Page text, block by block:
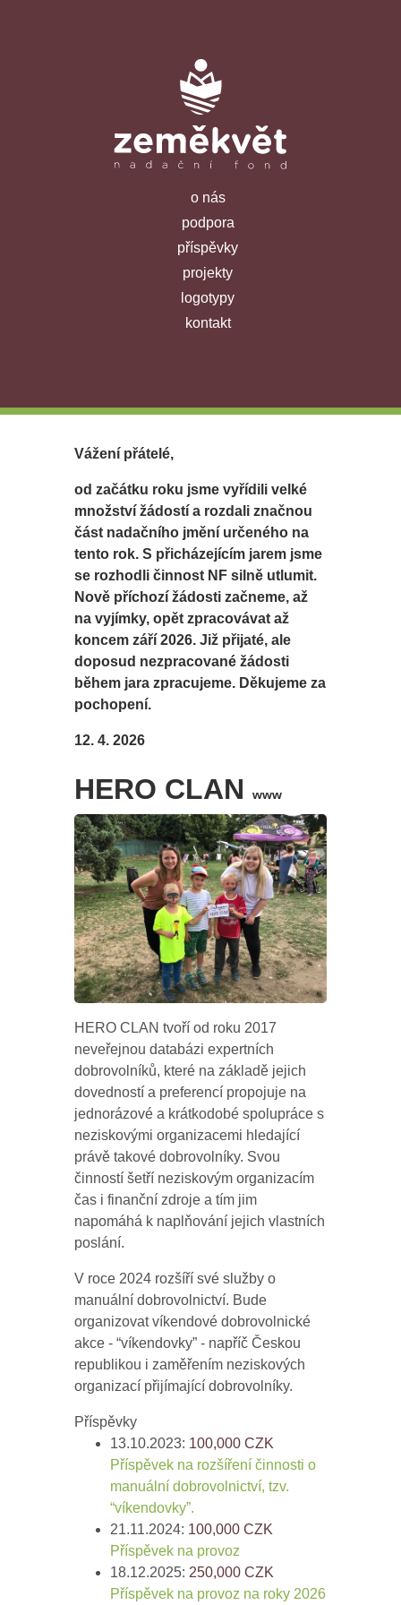
o nás
podpora
příspěvky
projekty
logotypy
kontakt
Vážení přátelé,
od začátku roku jsme vyřídili velké
množství žádostí a rozdali značnou
část nadačního jmění určeného na
tento rok. S přicházejícím jarem jsme
se rozhodli činnost NF silně utlumit.
Nově příchozí žádosti začneme, až
na vyjímky, opět zpracovávat až
koncem září 2026. Již přijaté, ale
doposud nezpracované žádosti
během jara zpracujeme. Děkujeme za
pochopení.
12. 4. 2026
HERO CLANwww
HERO CLAN tvoří od roku 2017
neveřejnou databázi expertních
dobrovolníků, které na základě jejich
dovedností a preferencí propojuje na
jednorázové a krátkodobé spolupráce s
neziskovými organizacemi hledající
právě takové dobrovolníky. Svou
činností šetří neziskovým organizacím
čas i finanční zdroje a tím jim
napomáhá k naplňování jejich vlastních
poslání.
V roce 2024 rozšíří své služby o
manuální dobrovolnictví. Bude
organizovat víkendové dobrovolnické
akce - “víkendovky” - napříč Českou
republikou i zaměřením neziskových
organizací přijímající dobrovolníky.
Příspěvky
13.10.2023: 100,000CZK
Příspěvek na rozšíření činnosti o
manuální dobrovolnictví, tzv.
“víkendovky”.
21.11.2024: 100,000CZK
Příspěvek na provoz
18.12.2025: 250,000CZK
Příspěvek na provoz na roky 2026